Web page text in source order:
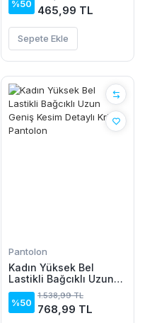
%50 465,99 TL
Sepete Ekle
Pantolon
Kadın Yüksek Bel
Lastikli Bağcıklı Uzun
Geniş Kesim Detaylı
Krinkıl Pantolon
%50
1.538,99 TL
768,99 TL